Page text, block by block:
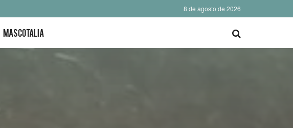
8 de agosto de 2026
MASCOTALIA